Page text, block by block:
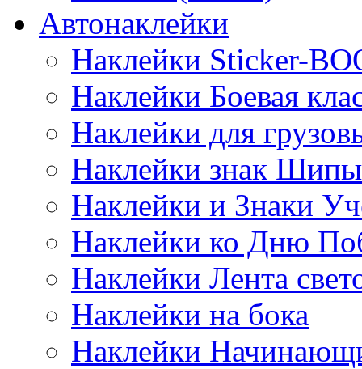
Автонаклейки
Наклейки Sticker-
Наклейки Боевая
Наклейки для
Наклейки знак Шипы
Наклейки и Знаки
Наклейки ко Дню
Наклейки Лента
Наклейки на бока
Наклейки